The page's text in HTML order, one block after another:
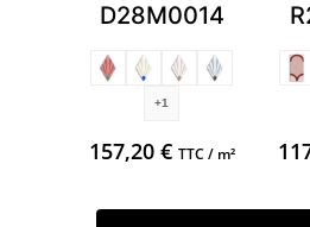
D28M0014
+1
157,20 € TTC / m²